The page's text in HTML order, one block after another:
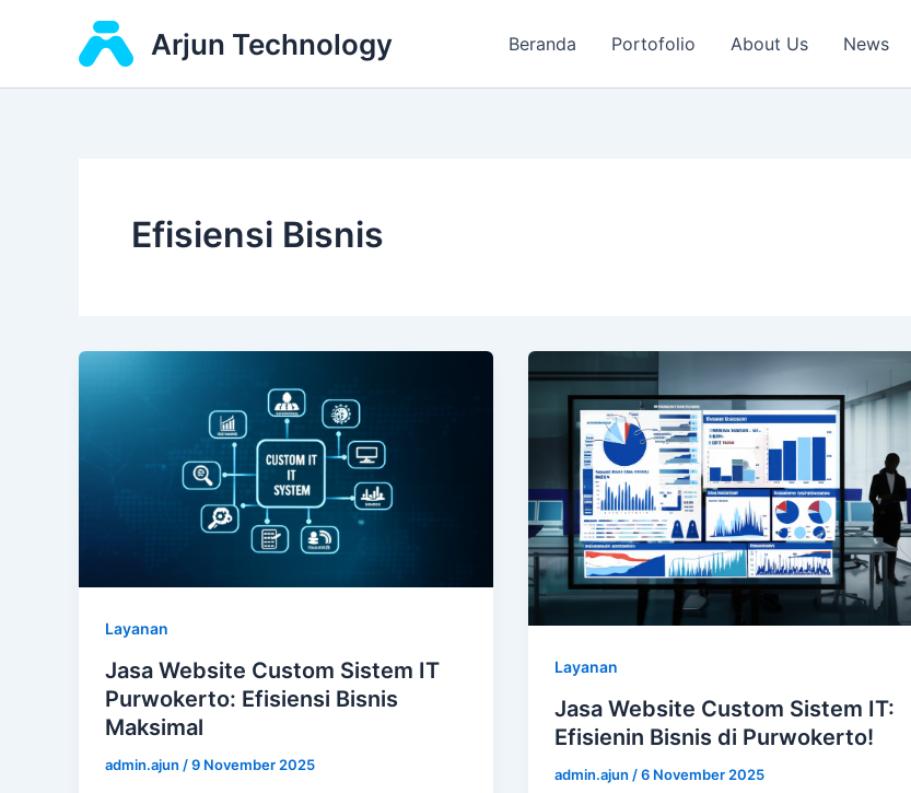
Arjun Technology Beranda Portofolio About Us News
Efisiensi Bisnis
Layanan
Jasa Website Custom Sistem IT
Purwokerto: Efisiensi Bisnis
Maksimal
admin.ajun /9 November 2025
Layanan
Jasa Website Custom Sistem IT:
Efisienin Bisnis di Purwokerto!
admin.ajun /6 November 2025